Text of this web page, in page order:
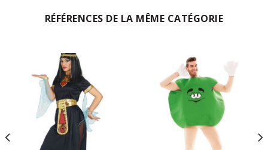
RÉFÉRENCES DE LA MÊME CATÉGORIE